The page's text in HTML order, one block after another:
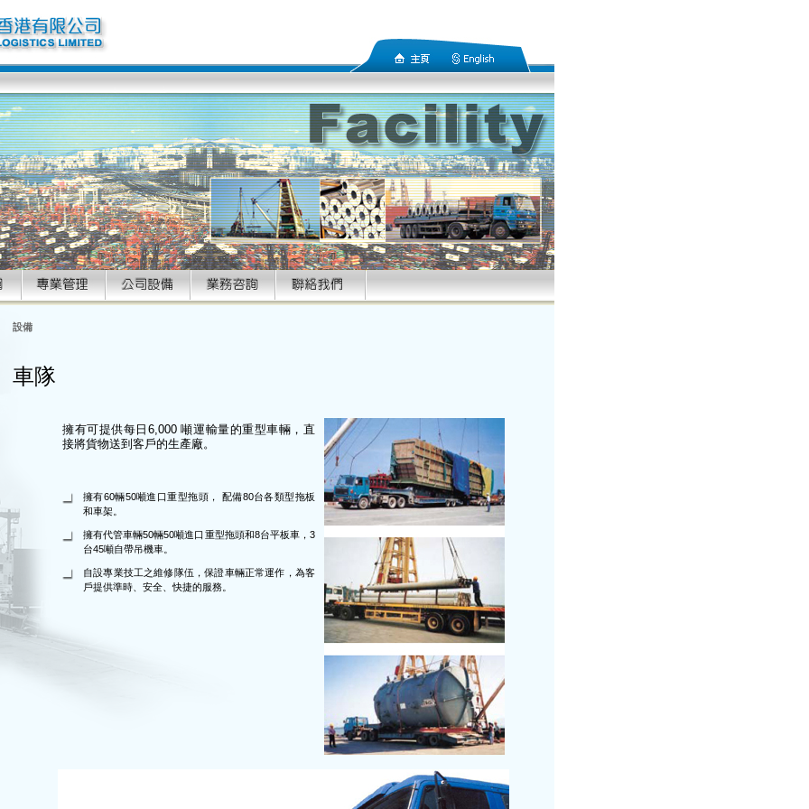
設備
車隊
擁有可提供每日6,000 噸運輸量的重型車輛，直
接將貨物送到客戶的生產廠。
擁有60輛50噸進口重型拖頭， 配備80台各類型拖板
和車架。
擁有代管車輛50輛50噸進口重型拖頭和8台平板車，3
台45噸自帶吊機車。
自設專業技工之維修隊伍，保證車輛正常運作，為客
戶提供準時、安全、快捷的服務。